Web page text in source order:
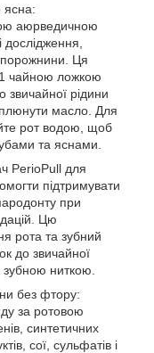
ясна:
аюрведичною
порожнини. Ця
чайною ложкою
звичайної рідини
масло. Для
рот водою, щоб
та яснами.
PerioPull для
підтримувати
при
Цю
рота та зубний
до звичайної
ниткою.
без фтору:
за ротовою
синтетичних
сої, сульфатів і